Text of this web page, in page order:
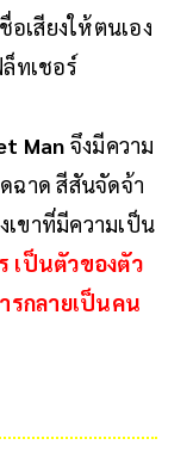
เสียงให้ตนเอง
ทเชอร์
Man จึงมีความ
าด สีสันจัดจ้า
เขาที่มีความเป็น
เป็นตัวของตัว
รกลายเป็นคน